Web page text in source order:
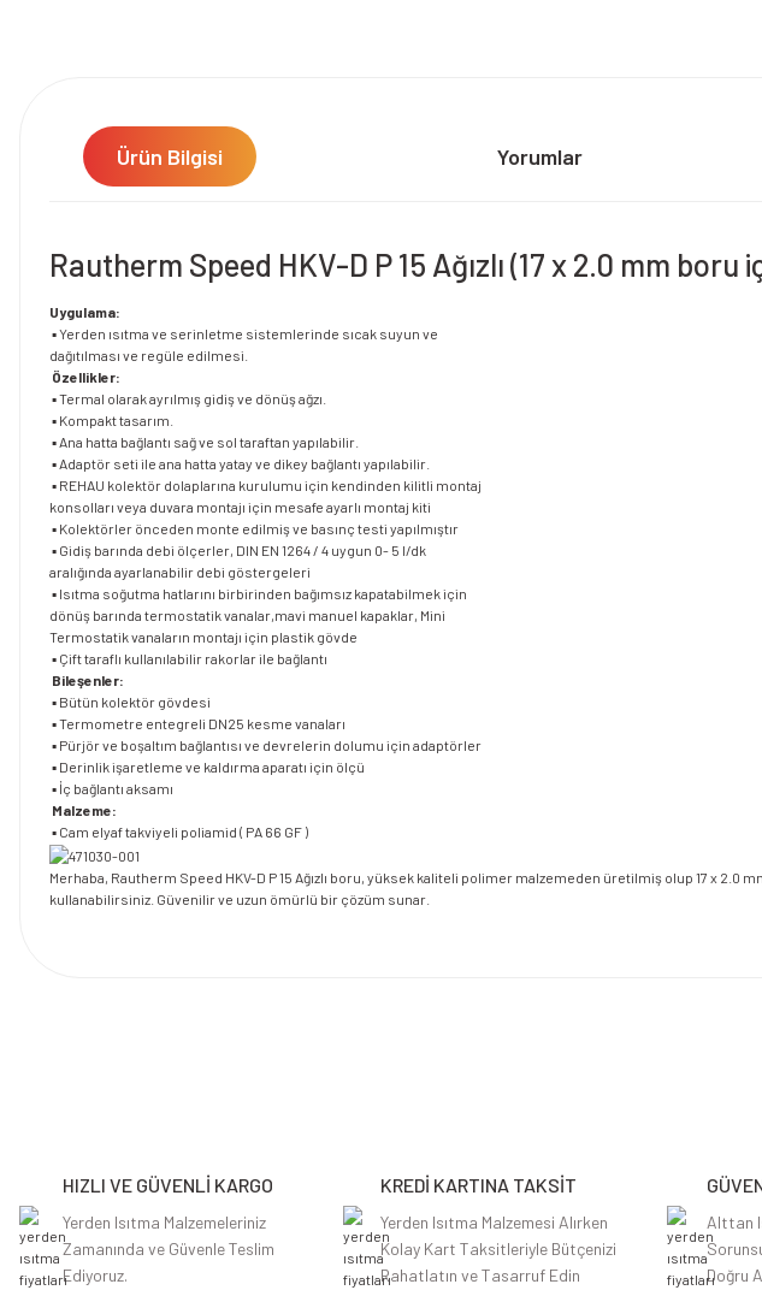
Ürün Bilgisi Yorumlar
Rautherm Speed HKV-D P 15 Ağızlı (17 x 2.0 mm boru
Uygulama:
▪ Yerden ısıtma ve serinletme sistemlerinde sıcak suyun ve
dağıtılması ve regüle edilmesi.
Özellikler:
▪ Termal olarak ayrılmış gidiş ve dönüş ağzı.
▪ Kompakt tasarım.
▪ Ana hatta bağlantı sağ ve sol taraftan yapılabilir.
▪ Adaptör seti ile ana hatta yatay ve dikey bağlantı yapılabilir.
▪ REHAU kolektör dolaplarına kurulumu için kendinden kilitli montaj
konsolları veya duvara montajı için mesafe ayarlı montaj kiti
▪ Kolektörler önceden monte edilmiş ve basınç testi yapılmıştır
▪ Gidiş barında debi ölçerler, DIN EN 1264 / 4 uygun 0- 5 l/dk
aralığında ayarlanabilir debi göstergeleri
▪ Isıtma soğutma hatlarını birbirinden bağımsız kapatabilmek için
dönüş barında termostatik vanalar,mavi manuel kapaklar, Mini
Termostatik vanaların montajı için plastik gövde
▪ Çift taraflı kullanılabilir rakorlar ile bağlantı
Bileşenler:
▪ Bütün kolektör gövdesi
▪ Termometre entegreli DN25 kesme vanaları
▪ Pürjör ve boşaltım bağlantısı ve devrelerin dolumu için adaptörler
▪ Derinlik işaretleme ve kaldırma aparatı için ölçü
▪ İç bağlantı aksamı
Malzeme:
▪ Cam elyaf takviyeli poliamid ( PA 66 GF )
Merhaba, Rautherm Speed HKV-D P 15 Ağızlı boru, yüksek kaliteli polimer malzemeden üretilmiş olup 17 x
kullanabilirsiniz. Güvenilir ve uzun ömürlü bir çözüm sunar.
Ürün bilgilerinde hatalar bulunuyor.
Ürün fiyatı diğer sitelerden daha pahalı.
Bu ürüne benzer farklı alternatifler olmalı.
HIZLI VE GÜVENLİ KARGO
Yerden Isıtma Malzemeleriniz
Zamanında ve Güvenle Teslim
Ediyoruz.
KREDİ KARTINA TAKSİT
Yerden Isıtma Malzemesi Alırken
Kolay Kart Taksitleriyle Bütçenizi
Rahatlatın ve Tasarruf Edin
Alttan
Doğru